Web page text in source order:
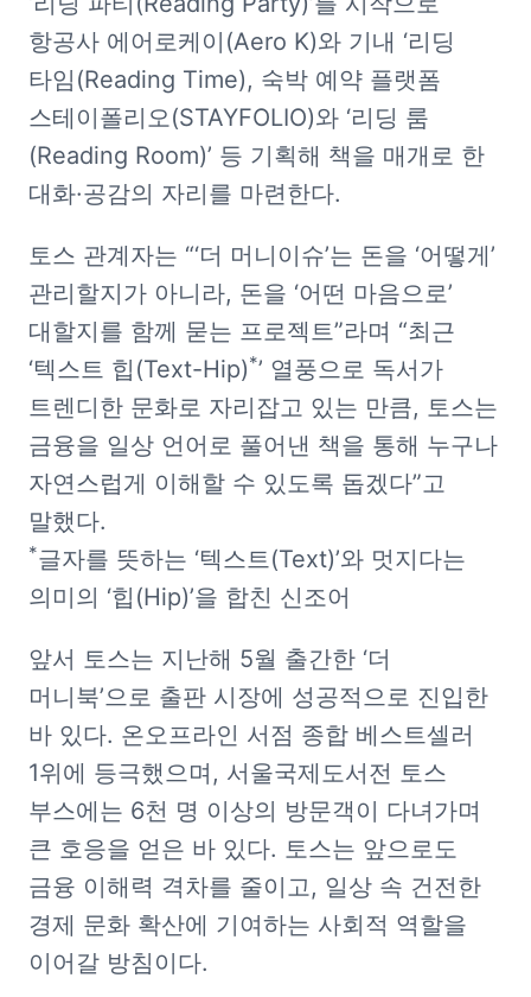
항공사 에어로케이(Aero K)와 기내 ‘리딩
타임(Reading Time), 숙박 예약 플랫폼
스테이폴리오(STAYFOLIO)와 ‘리딩 룸
(Reading Room)’ 등 기획해 책을 매개로 한
대화·공감의 자리를 마련한다.
토스 관계자는 “‘더 머니이슈’는 돈을 ‘어떻게’
관리할지가 아니라, 돈을 ‘어떤 마음으로’
대할지를 함께 묻는 프로젝트”라며 “최근
‘텍스트 힙(Text-Hip)*’ 열풍으로 독서가
트렌디한 문화로 자리잡고 있는 만큼, 토스는
금융을 일상 언어로 풀어낸 책을 통해 누구나
자연스럽게 이해할 수 있도록 돕겠다”고
*글자를 뜻하는 ‘텍스트(Text)’와 멋지다는
의미의 ‘힙(Hip)’을 합친 신조어
앞서 토스는 지난해 5월 출간한 ‘더
머니북’으로 출판 시장에 성공적으로 진입한
바 있다. 온오프라인 서점 종합 베스트셀러
1위에 등극했으며, 서울국제도서전 토스
부스에는 6천 명 이상의 방문객이 다녀가며
큰 호응을 얻은 바 있다. 토스는 앞으로도
금융 이해력 격차를 줄이고, 일상 속 건전한
경제 문화 확산에 기여하는 사회적 역할을
이어갈 방침이다.